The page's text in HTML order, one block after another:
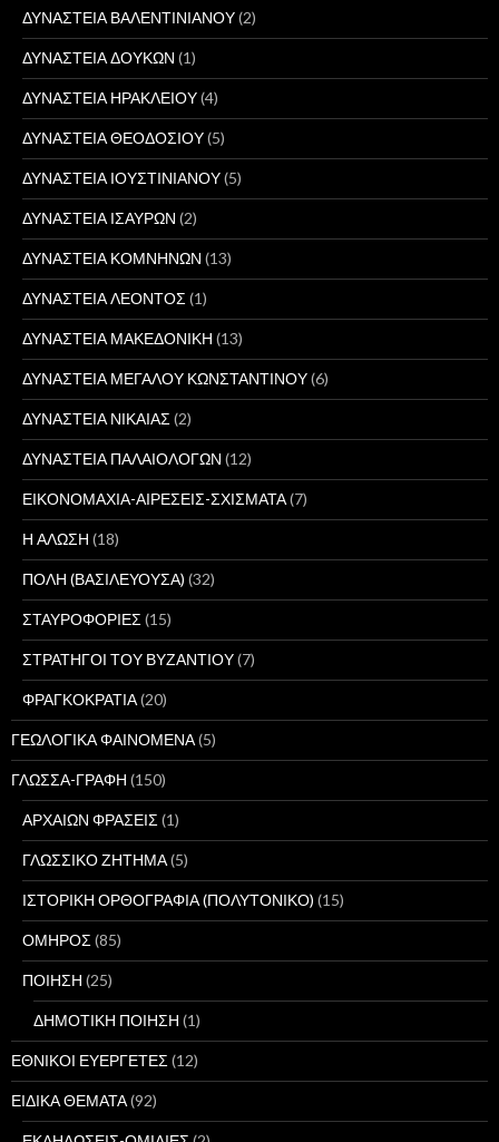
ΔΥΝΑΣΤΕΙΑ ΒΑΛΕΝΤΙΝΙΑΝΟΥ(2)
ΔΥΝΑΣΤΕΙΑ ΔΟΥΚΩΝ (1)
ΔΥΝΑΣΤΕΙΑ ΗΡΑΚΛΕΙΟΥ(4)
ΔΥΝΑΣΤΕΙΑ ΘΕΟΔΟΣΙΟΥ(5)
ΔΥΝΑΣΤΕΙΑ ΙΟΥΣΤΙΝΙΑΝΟΥ(5)
ΔΥΝΑΣΤΕΙΑ ΙΣΑΥΡΩΝ (2)
ΔΥΝΑΣΤΕΙΑ ΚΟΜΝΗΝΩΝ (13)
ΔΥΝΑΣΤΕΙΑ ΛΕΟΝΤΟΣ (1)
ΔΥΝΑΣΤΕΙΑ ΜΑΚΕΔΟΝΙΚΗ (13)
ΔΥΝΑΣΤΕΙΑ ΜΕΓΑΛΟΥ ΚΩΝΣΤΑΝΤΙΝΟΥ(6)
ΔΥΝΑΣΤΕΙΑ ΝΙΚΑΙΑΣ (2)
ΔΥΝΑΣΤΕΙΑ ΠΑΛΑΙΟΛΟΓΩΝ (12)
ΕΙΚΟΝΟΜΑΧΙΑ-ΑΙΡΕΣΕΙΣ-ΣΧΙΣΜΑΤΑ(7)
Η ΑΛΩΣΗ (18)
ΠΟΛΗ (ΒΑΣΙΛΕΥΟΥΣΑ) (32)
ΣΤΑΥΡΟΦΟΡΙΕΣ (15)
ΣΤΡΑΤΗΓΟΙ ΤΟΥ ΒΥΖΑΝΤΙΟΥ(7)
ΦΡΑΓΚΟΚΡΑΤΙΑ(20)
ΓΕΩΛΟΓΙΚΑ ΦΑΙΝΟΜΕΝΑ(5)
ΓΛΩΣΣΑ-ΓΡΑΦΗ (150)
ΑΡΧΑΙΩΝ ΦΡΑΣΕΙΣ (1)
ΓΛΩΣΣΙΚΟ ΖΗΤΗΜΑ(5)
ΙΣΤΟΡΙΚΗ ΟΡΘΟΓΡΑΦΙΑ (ΠΟΛΥΤΟΝΙΚΟ) (15)
ΟΜΗΡΟΣ (85)
ΠΟΙΗΣΗ (25)
ΔΗΜΟΤΙΚΗ ΠΟΙΗΣΗ (1)
ΕΘΝΙΚΟΙ ΕΥΕΡΓΕΤΕΣ (12)
ΕΙΔΙΚΑ ΘΕΜΑΤΑ(92)